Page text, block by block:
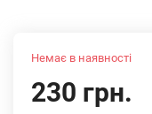
Немає в наявності
230 грн.